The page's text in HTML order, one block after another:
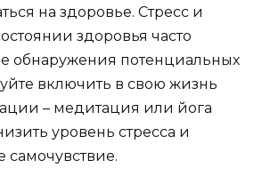
на здоровье. Стресс и
здоровья часто
обнаружения потенциальных
включить в свою жизнь
– медитация или йога
уровень стресса и
самочувствие.